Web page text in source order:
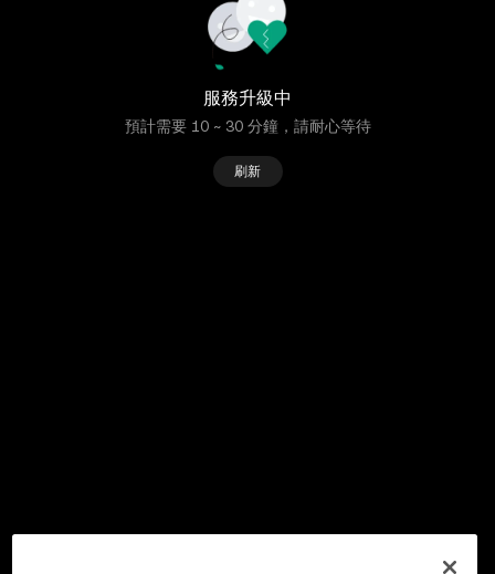
服務升級中
預計需要 10 ~ 30 分鐘，請耐心等待
刷新